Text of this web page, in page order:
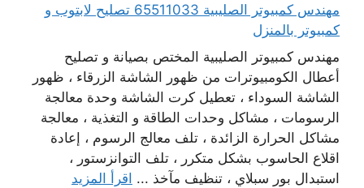
مهندس كمبيوتر الصليبية 65511033 تصليح لابتوب و
كمبيوتر بالمنزل
مهندس كمبيوتر الصليبية المختص بصيانة و تصليح
أعطال الكومبيوترات من ظهور الشاشة الزرقاء ، ظهور
الشاشة السوداء ، تعطيل كرت الشاشة وحدة معالجة
الرسومات ، مشاكل وحدات الطاقة و التغذية ، معالجة
مشاكل الحرارة الزائدة ، تلف معالج الرسوم ، إعادة
اقلاع الحاسوب بشكل متكرر ، تلف التوانزستور ،
استبدال بور سبلاي ، تنظيف مآخذ ... اقرأ المزيد